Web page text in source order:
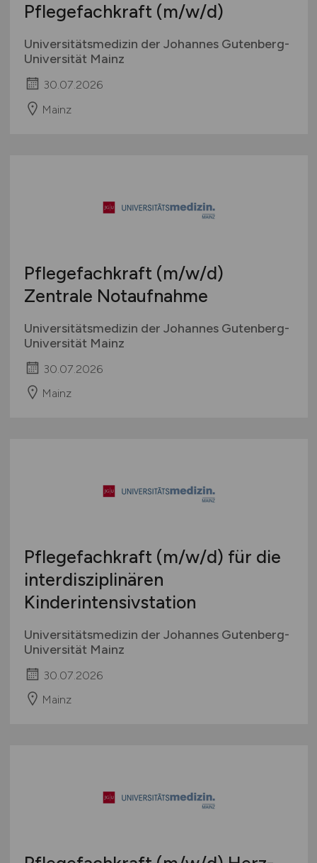
Pflegefachkraft (m/w/d)
Universitätsmedizin der Johannes Gutenberg-
Universität Mainz
30.07.2026
Mainz
Pflegefachkraft (m/w/d)
Zentrale Notaufnahme
Universitätsmedizin der Johannes Gutenberg-
Universität Mainz
30.07.2026
Mainz
Pflegefachkraft (m/w/d) für die
interdisziplinären
Kinderintensivstation
Universitätsmedizin der Johannes Gutenberg-
Universität Mainz
30.07.2026
Mainz